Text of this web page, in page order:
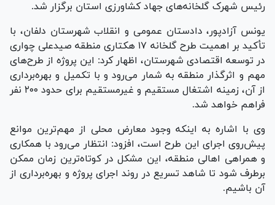
رئیس شهرک گلخانه‌های جهاد کشاورزی استان برگزار شد.
یونس آزادپور، دادستان عمومی و انقلاب شهرستان دلفان، با
تأکید بر اهمیت طرح گلخانه ۱۷ هکتاری منطقه صیدعلی چواری
در توسعه اقتصادی شهرستان، اظهار کرد: این پروژه از طرح‌های
مهم و اثرگذار منطقه به شمار می‌رود و با تکمیل و بهره‌برداری
از آن، زمینه اشتغال مستقیم و غیرمستقیم برای حدود ۲۰۰ نفر
فراهم خواهد شد.
وی با اشاره به اینکه وجود معارض محلی از مهم‌ترین موانع
پیش‌روی اجرای این طرح است، افزود: انتظار می‌رود با همکاری
و همراهی اهالی منطقه، این مشکل در کوتاه‌ترین زمان ممکن
برطرف شود تا شاهد تسریع در روند اجرای پروژه و بهره‌برداری از
آن باشیم.